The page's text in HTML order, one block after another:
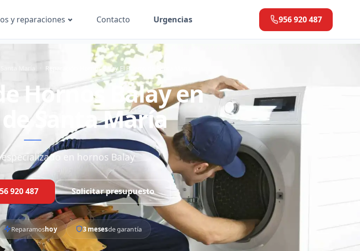
y reparaciones Contacto Urgencias 956 920 487
María Reparación Hornos Balay El Puerto de Santa María
Hornos Balay en
Santa María
en hornos Balay
920 487 Solicitar presupuesto
Reparamoshoy 3 mesesde garantía